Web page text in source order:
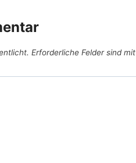
Erforderliche Felder sind mit